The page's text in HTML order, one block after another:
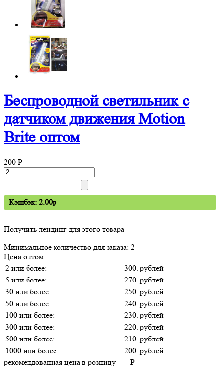
Беспроводной светильник с
датчиком движения Motion
Brite оптом
200 P
Кэшбэк: 2.00p
Получить лендинг для этого товара
Минимальное количество для заказа: 2
Цена оптом
2 или более:
300. рублей
5 или более:
270. рублей
30 или более:
250. рублей
50 или более:
240. рублей
100 или более:
230. рублей
300 или более:
220. рублей
500 или более:
210. рублей
1000 или более:
200. рублей
рекомендованная цена в розницу
P